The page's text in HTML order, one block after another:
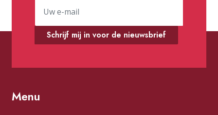
Schrijf mij in voor de nieuwsbrief
Menu